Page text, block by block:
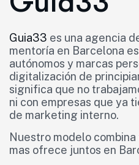
Guia33 es una agencia
mentoría en Barcelona
autónomos y marcas
digitalización de
significa que no
ni con empresas que ya
de marketing interno.
Nuestro modelo
mas ofrece juntos en